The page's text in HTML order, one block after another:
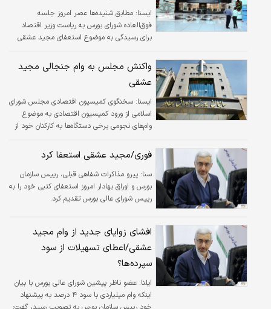
ايسنا: مطابق شنیده‌ها عصر امروز جلسه
فوق‌العاده شورای بورس به ریاست وزیر اقتصاد
برای رسیدگی به موضوع استعفای مجید عشقی
واکنش مجلس به وام جنجالی مجید
عشقی
ايسنا: سخنگوی کمیسیون اقتصادی مجلس شورای
اسلامی از ورود کمیسیون اقتصادی به موضوع
وام‌های نجومی برخی دستگاه‌ها به کارکنان خود از
مدیره سازمان بورس خبر داد.
فوری/مجید عشقی استعفا کرد
سنا: پیرو مذاکرات شفاهی قبلی، رییس سازمان
بورس و اوراق بهادار امروز استعفای کتبی خود را به
رییس شورای عالی بورس تقدیم کرد.
افشای زوایای جدید از وام مجید
عشقی/اعطای تسهیلات از سود
سپرده‌ها؟
ایلنا: عضو ناظر پیشین شورای عالی بورس با بیان
اینکه وام میلیاردی با سود ۴ درصد به پیشنهاد